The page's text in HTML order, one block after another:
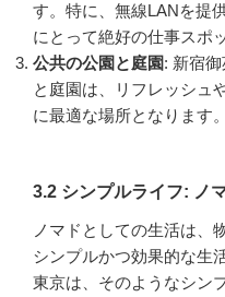
す。特に、無線LANを提
にとって絶好の仕事スポ
公共の公園と庭園: 新宿
と庭園は、リフレッシュ
に最適な場所となります。
3.2 シンプルライフ: ノ
ノマドとしての生活は、
シンプルかつ効果的な生
東京は、そのようなシン